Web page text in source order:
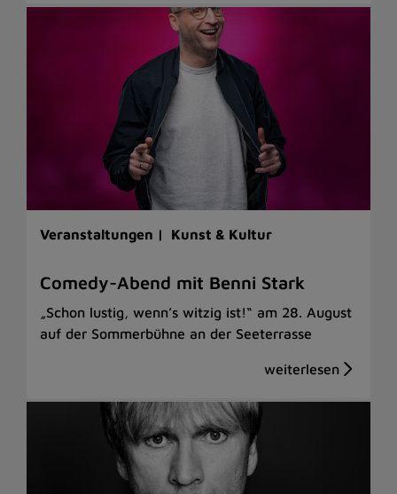
Veranstaltungen | Kunst & Kultur
Comedy-Abend mit Benni Stark
„Schon lustig, wenn’s witzig ist!“ am 28. August
auf der Sommerbühne an der Seeterrasse